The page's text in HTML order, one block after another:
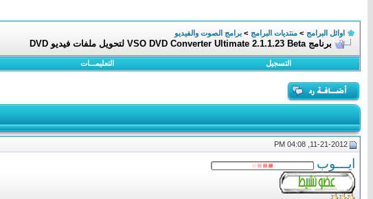
اوائل البرامج > منتديات البرامج > برامج الصوت والفيديو
برنامج VSO DVD Converter Ultimate 2.1.1.23 Beta لتحويل ملفات فيديو DVD
التسجيل التعليمـــات
ايـــوب